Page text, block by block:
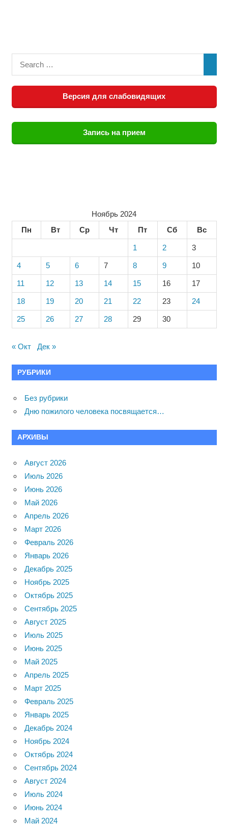
Версия для слабовидящих
Запись на прием
Ноябрь 2024
Пн
Вт Ср Чт Пт Сб Вс
1 2 3
4 5 6 7 8 9 10
11 12 13 14 15 16 17
18 19 20 21 22 23 24
25 26 27 28 29 30
« Окт Дек »
РУБРИКИ
Без рубрики
Дню пожилого человека посвящается…
АРХИВЫ
Август 2026
Июль 2026
Июнь 2026
Май 2026
Апрель 2026
Март 2026
Февраль 2026
Январь 2026
Декабрь 2025
Ноябрь 2025
Октябрь 2025
Сентябрь 2025
Август 2025
Июль 2025
Июнь 2025
Май 2025
Апрель 2025
Март 2025
Февраль 2025
Январь 2025
Декабрь 2024
Ноябрь 2024
Октябрь 2024
Сентябрь 2024
Август 2024
Июль 2024
Июнь 2024
Май 2024